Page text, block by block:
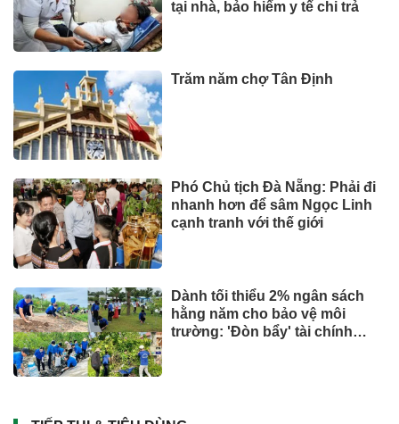
tại nhà, bảo hiểm y tế chi trả
Trăm năm chợ Tân Định
Phó Chủ tịch Đà Nẵng: Phải đi
nhanh hơn để sâm Ngọc Linh
cạnh tranh với thế giới
Dành tối thiểu 2% ngân sách
hằng năm cho bảo vệ môi
trường: 'Đòn bẩy' tài chính